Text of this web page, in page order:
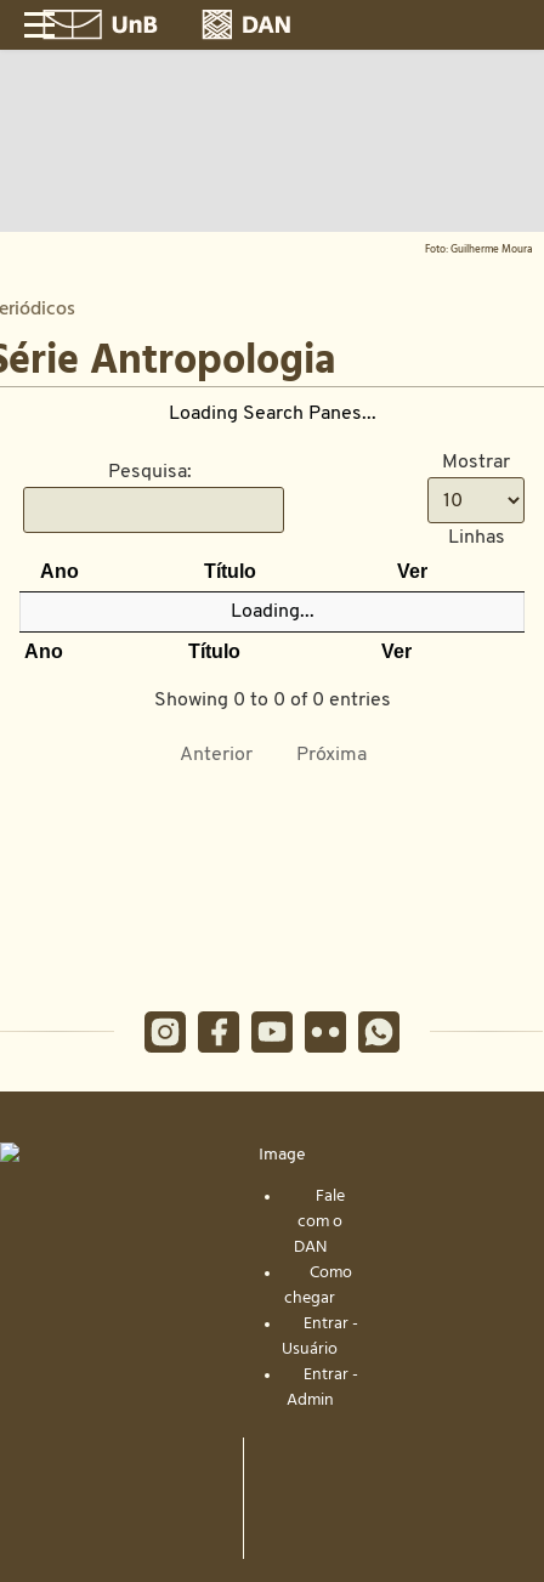
Foto: Guilherme Moura
Antropologia
Loading Search Panes...
Pesquisa: Mostrar
Linhas
Ano Título Ver
Loading...
Ano Título Ver
Showing 0 to 0 of 0 entries
Anterior Próxima
Fale
com o
DAN
Como
chegar
Entrar -
Usuário
Entrar -
Admin